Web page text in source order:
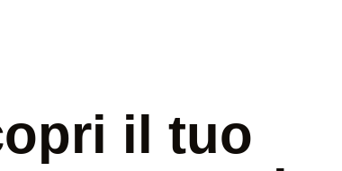
il tuo